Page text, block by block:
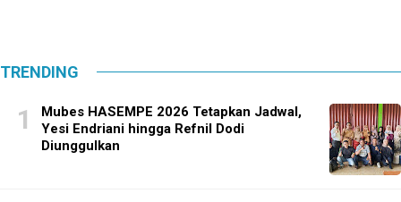
TRENDING
Mubes HASEMPE 2026 Tetapkan Jadwal,
Yesi Endriani hingga Refnil Dodi
Diunggulkan